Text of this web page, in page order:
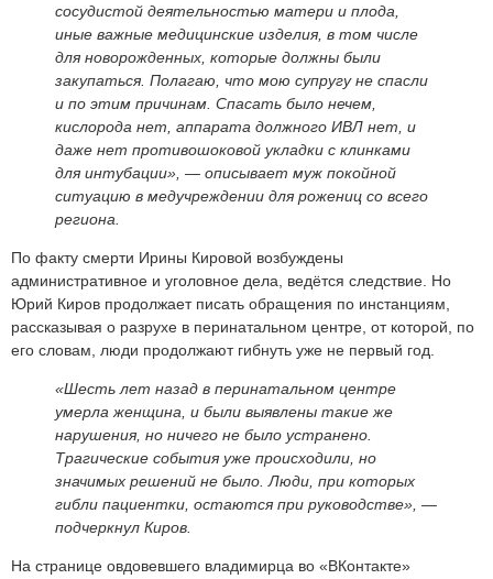
сосудистой деятельностью матери и плода,
иные важные медицинские изделия, в том числе
для новорожденных, которые должны были
закупаться. Полагаю, что мою супругу не спасли
и по этим причинам. Спасать было нечем,
кислорода нет, аппарата должного ИВЛ нет, и
даже нет противошоковой укладки с клинками
для интубации», — описывает муж покойной
ситуацию в медучреждении для рожениц со всего
региона.
По факту смерти Ирины Кировой возбуждены
административное и уголовное дела, ведётся следствие. Но
Юрий Киров продолжает писать обращения по инстанциям,
рассказывая о разрухе в перинатальном центре, от которой, по
его словам, люди продолжают гибнуть уже не первый год.
«Шесть лет назад в перинатальном центре
умерла женщина, и были выявлены такие же
нарушения, но ничего не было устранено.
Трагические события уже происходили, но
значимых решений не было. Люди, при которых
гибли пациентки, остаются при руководстве», —
подчеркнул Киров.
На странице овдовевшего владимирца во «ВКонтакте»